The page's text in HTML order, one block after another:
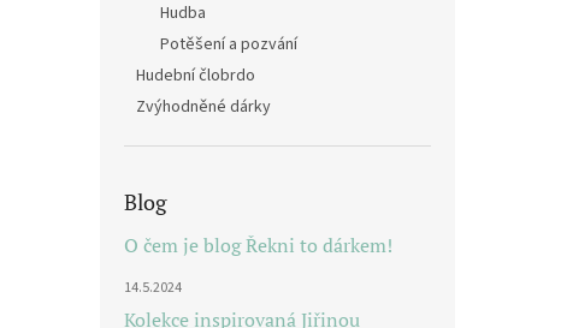
Hudba
Potěšení a pozvání
Hudební člobrdo
Zvýhodněné dárky
Blog
O čem je blog Řekni to dárkem!
14.5.2024
Kolekce inspirovaná Jiřinou